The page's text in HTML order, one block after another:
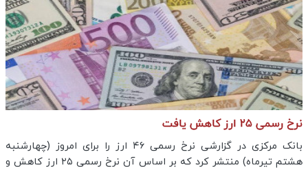
نرخ رسمی ۲۵ ارز کاهش یافت
بانک مرکزی در گزارشی نرخ رسمی ۴۶ ارز را برای امروز (چهارشنبه
هشتم تیرماه) منتشر کرد که بر اساس آن نرخ رسمی ۲۵ ارز کاهش و